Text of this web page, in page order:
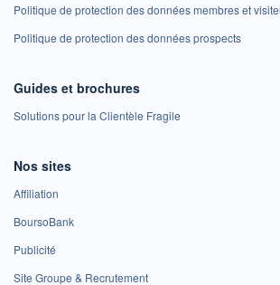
Politique de protection des données membres et
Politique de protection des données prospects
Guides et brochures
Solutions pour la Clientèle Fragile
Nos sites
Affiliation
BoursoBank
Publicité
Site Groupe & Recrutement